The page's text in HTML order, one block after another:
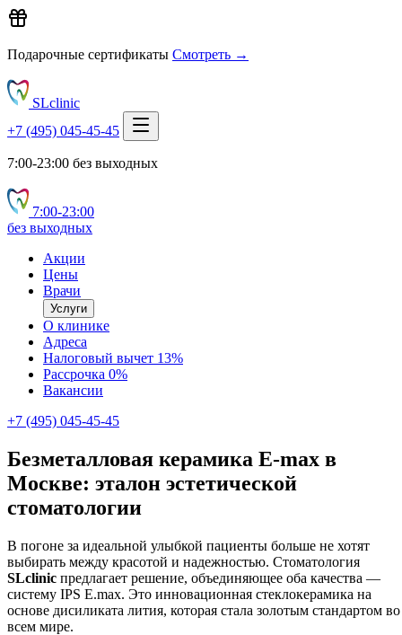
Подарочные сертификаты Смотреть →
SLclinic
+7 (495) 045-45-45
7:00-23:00 без выходных
7:00‑23:00
без выходных
Акции
Цены
Врачи
Услуги
О клинике
Адреса
Налоговый вычет 13%
Рассрочка 0%
Вакансии
+7 (495) 045-45-45
Безметалловая керамика E-max в
Москве: эталон эстетической
стоматологии
В погоне за идеальной улыбкой пациенты больше не хотят
выбирать между красотой и надежностью. Стоматология
SLclinic предлагает решение, объединяющее оба качества —
систему IPS E.max. Это инновационная стеклокерамика на
основе дисиликата лития, которая стала золотым стандартом во
всем мире.